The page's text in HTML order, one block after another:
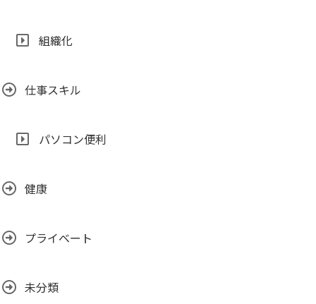
組織化
仕事スキル
パソコン便利
健康
プライベート
未分類